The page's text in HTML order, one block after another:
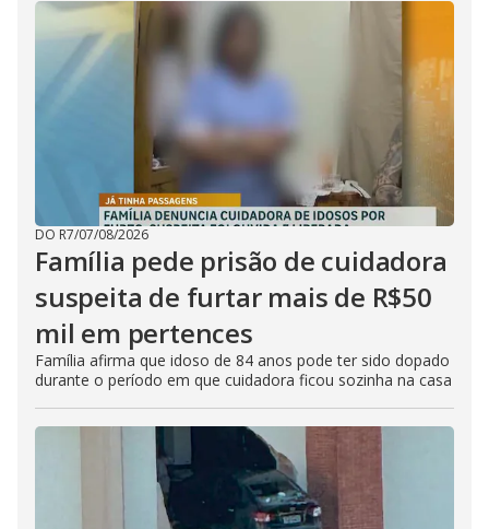
DO R7/07/08/2026
Família pede prisão de cuidadora
suspeita de furtar mais de R$50
mil em pertences
Família afirma que idoso de 84 anos pode ter sido dopado
durante o período em que cuidadora ficou sozinha na casa